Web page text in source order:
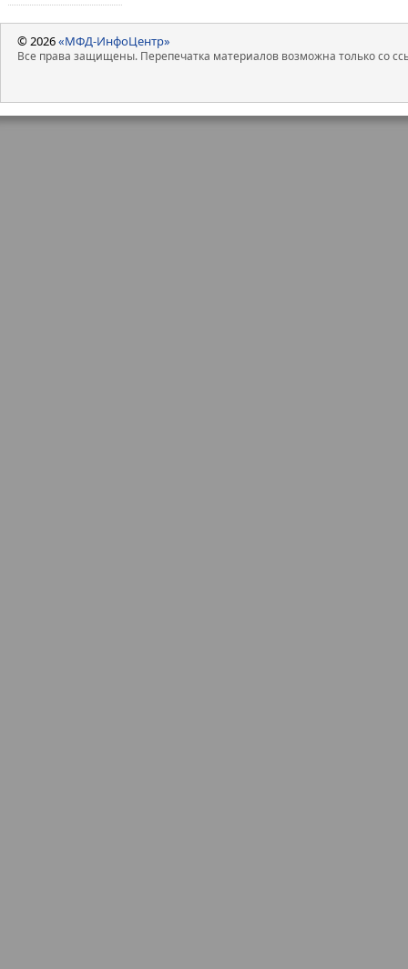
© 2026«МФД-ИнфоЦентр»
Все права защищены. Перепечатка материалов возможна только со